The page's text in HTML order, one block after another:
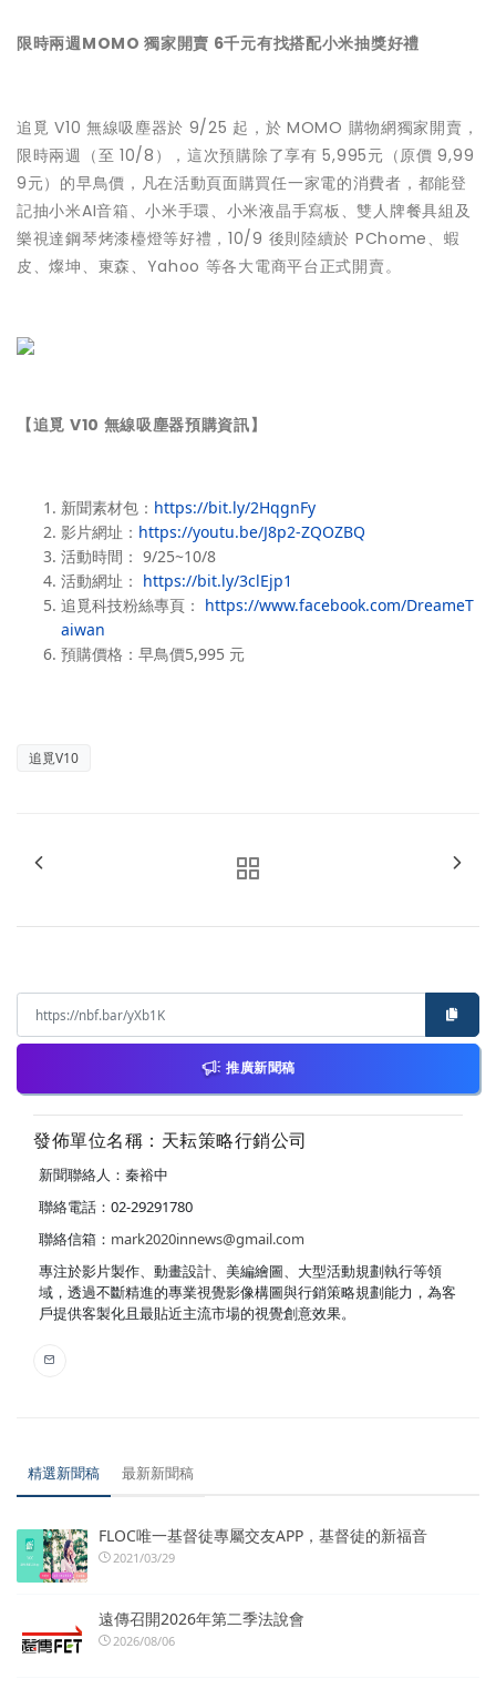
限時兩週MOMO 獨家開賣 6千元有找搭配小米抽獎好禮
追覓 V10 無線吸塵器於 9/25 起，於 MOMO 購物網獨家開賣，
限時兩週（至 10/8），這次預購除了享有 5,995元（原價 9,99
9元）的早鳥價，凡在活動頁面購買任一家電的消費者，都能登
記抽小米AI音箱、小米手環、小米液晶手寫板、雙人牌餐具組及
樂視達鋼琴烤漆檯燈等好禮，10/9 後則陸續於 PChome、蝦
皮、燦坤、東森、Yahoo 等各大電商平台正式開賣。
【追覓 V10 無線吸塵器預購資訊】
新聞素材包： https://bit.ly/2HqgnFy
影片網址： https://youtu.be/J8p2-ZQOZBQ
活動時間： 9/25~10/8
活動網址： https://bit.ly/3clEjp1
追覓科技粉絲專頁： https://www.facebook.com/DreameT
aiwan
預購價格：早鳥價5,995 元
追覓V10
推廣新聞稿
發佈單位名稱：天耘策略行銷公司
新聞聯絡人：秦裕中
聯絡電話：02-29291780
聯絡信箱： mark2020innews@gmail.com
專注於影片製作、動畫設計、美編繪圖、大型活動規劃執行等領
域，透過不斷精進的專業視覺影像構圖與行銷策略規劃能力，為客
戶提供客製化且最貼近主流市場的視覺創意效果。
精選新聞稿 最新新聞稿
FLOC唯一基督徒專屬交友APP，基督徒的新福音
2021/03/29
遠傳召開2026年第二季法說會
2026/08/06